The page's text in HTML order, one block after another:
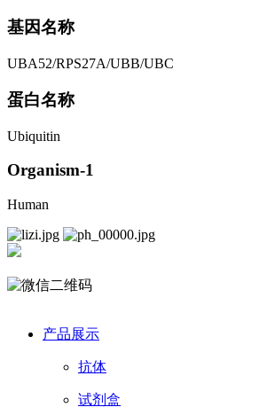
基因名称
UBA52/RPS27A/UBB/UBC
蛋白名称
Ubiquitin
Organism-1
Human
产品展示
抗体
试剂盒